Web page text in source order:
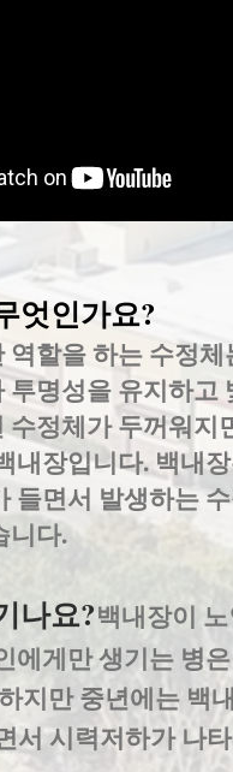
엇인가요?
할을 하는 수정
명성을 유지하
정체가 두꺼워
내장입니다. 백내
들면서 발생하는
니다.
나요?백내장이
에게만 생기는 병
지만 중년에는 백
서 시력저하가 나